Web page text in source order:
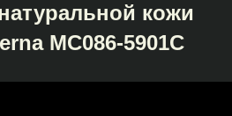
кожи
MC086-5901С